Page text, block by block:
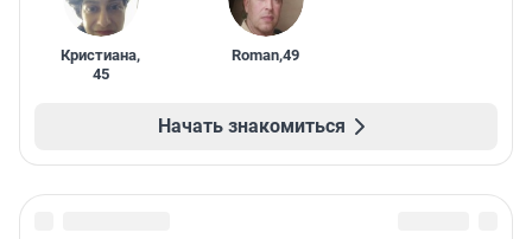
Кристиана,
45
Roman,49
Начать знакомиться